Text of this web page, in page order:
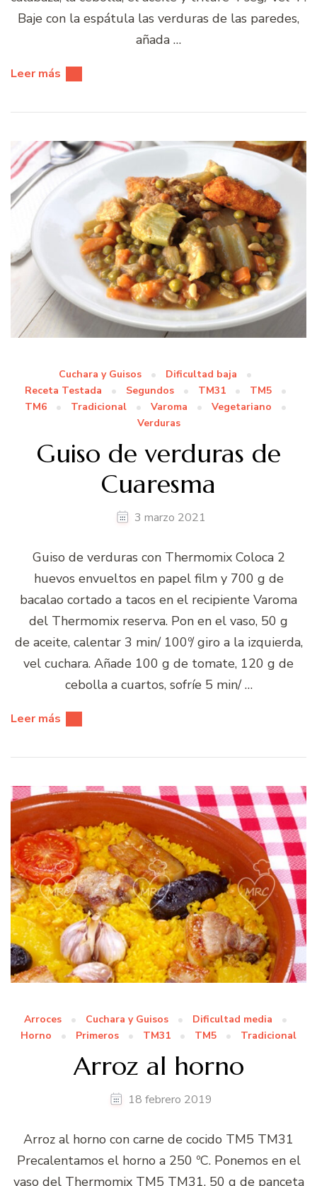
Baje con la espátula las verduras de las paredes,
añada …
Leer más
Cuchara y Guisos
Dificultad baja
Receta Testada
Segundos TM31
TM5
TM6
Tradicional Varoma
Vegetariano
Verduras
Guiso de verduras de
Cuaresma
3 marzo 2021
Guiso de verduras con Thermomix Coloca 2
huevos envueltos en papel film y 700 g de
bacalao cortado a tacos en el recipiente Varoma
del Thermomix reserva. Pon en el vaso, 50 g
de aceite, calentar 3 min/ 100º/ giro a la izquierda,
vel cuchara. Añade 100 g de tomate, 120 g de
cebolla a cuartos, sofríe 5 min/ …
Leer más
Arroces Cuchara y Guisos
Dificultad media
Horno
Primeros TM31 TM5 Tradicional
Arroz al horno
18 febrero 2019
Arroz al horno con carne de cocido TM5 TM31
Precalentamos el horno a 250 ºC. Ponemos en el
vaso del Thermomix TM5 TM31, 50 g de panceta